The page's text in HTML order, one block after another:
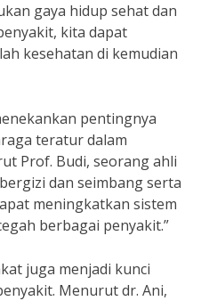
gaya hidup sehat dan
kita dapat
kesehatan di kemudian
pentingnya
teratur dalam
Prof. Budi, seorang ahli
dan seimbang serta
meningkatkan sistem
berbagai penyakit.”
juga menjadi kunci
Menurut dr. Ani,